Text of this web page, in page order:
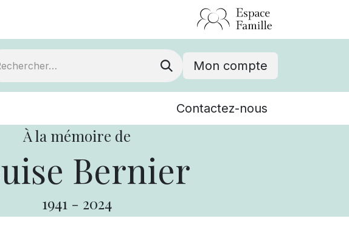
Mon compte
Événements
Contactez-nous
À la mémoire de
Bernier
1941 - 2024